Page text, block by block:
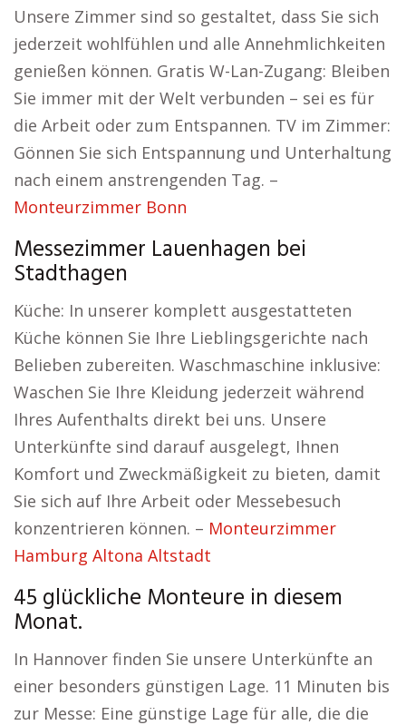
Unsere Zimmer sind so gestaltet, dass Sie sich
jederzeit wohlfühlen und alle Annehmlichkeiten
genießen können. Gratis W-Lan-Zugang: Bleiben
Sie immer mit der Welt verbunden – sei es für
die Arbeit oder zum Entspannen. TV im Zimmer:
Gönnen Sie sich Entspannung und Unterhaltung
nach einem anstrengenden Tag. –
Monteurzimmer Bonn
Messezimmer Lauenhagen bei
Stadthagen
Küche: In unserer komplett ausgestatteten
Küche können Sie Ihre Lieblingsgerichte nach
Belieben zubereiten. Waschmaschine inklusive:
Waschen Sie Ihre Kleidung jederzeit während
Ihres Aufenthalts direkt bei uns. Unsere
Unterkünfte sind darauf ausgelegt, Ihnen
Komfort und Zweckmäßigkeit zu bieten, damit
Sie sich auf Ihre Arbeit oder Messebesuch
konzentrieren können. – Monteurzimmer
Hamburg Altona Altstadt
45 glückliche Monteure in diesem
Monat.
In Hannover finden Sie unsere Unterkünfte an
einer besonders günstigen Lage. 11 Minuten bis
zur Messe: Eine günstige Lage für alle, die die